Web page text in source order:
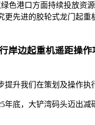
色港口方面持续投放资
先进的胶轮式龙门起重
岸边起重机遥距操
升我们在策划及操作执
年底，大铲湾码头迈出减